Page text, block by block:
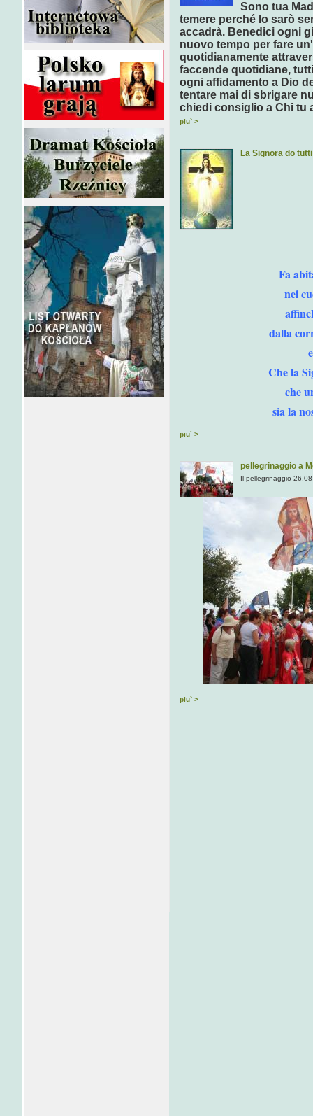
Sono tua
temere perché Io sarò
accadrà. Benedici ogni
nuovo tempo per fare
quotidianamente
faccende quotidiane,
ogni affidamento a Dio
tentare mai di sbrigare
chiedi consiglio a Chi tu
piu` >
La Signora do
Fa
nei
dalla
Che la
che
sia la
piu` >
pellegrinaggio a
Il pellegrinaggio
piu` >